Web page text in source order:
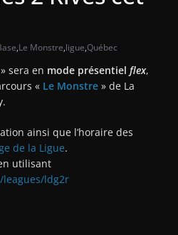
,Le Monstre,ligue,Québec
» sera en mode présentiel flex,
« Le Monstre » de La
ainsi que l’horaire des
de la Ligue.
utilisant
ldg2r